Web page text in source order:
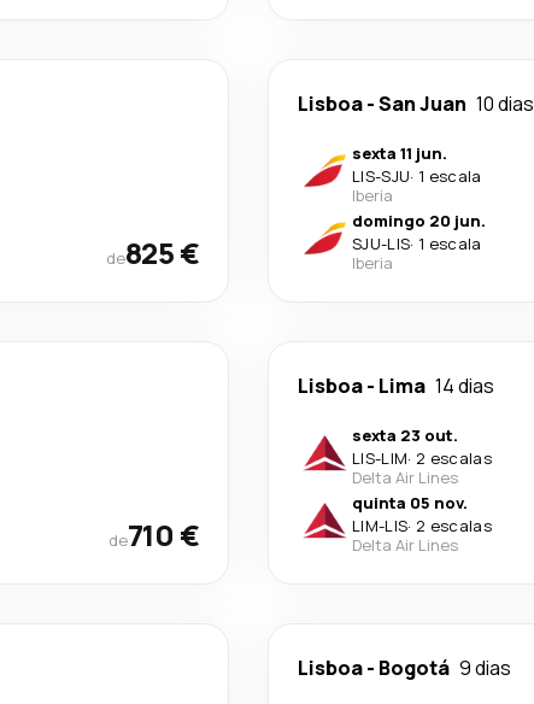
de825 €
Lisboa-San Juan 10 dias
sexta 11 jun.
LIS-SJU· 1 escala
Iberia
domingo 20 jun.
SJU-LIS· 1 escala
Iberia
de710 €
Lisboa- Lima 14 dias
sexta 23 out.
LIS-LIM· 2 escalas
Delta Air Lines
quinta 05 nov.
LIM-LIS· 2 escalas
Delta Air Lines
Lisboa- Bogotá 9 dias